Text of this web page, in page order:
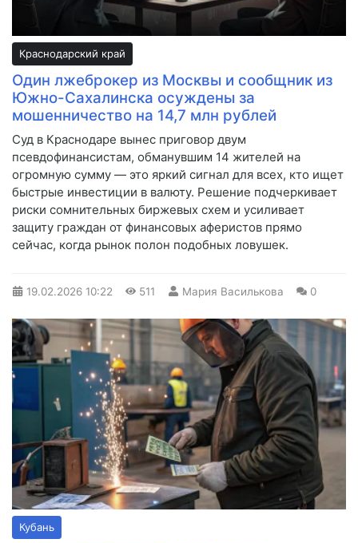
Краснодарский край
Один лжеброкер из Москвы и сообщник из
Южно-Сахалинска осуждены за
мошенничество на 14,7 млн рублей
Суд в Краснодаре вынес приговор двум
псевдофинансистам, обманувшим 14 жителей на
огромную сумму — это яркий сигнал для всех, кто ищет
быстрые инвестиции в валюту. Решение подчеркивает
риски сомнительных биржевых схем и усиливает
защиту граждан от финансовых аферистов прямо
сейчас, когда рынок полон подобных ловушек.
19.02.2026 10:22 511 Мария Василькова 0
Кубань